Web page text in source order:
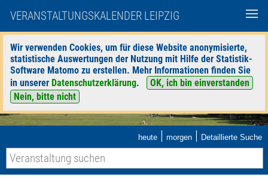
VERANSTALTUNGSKALENDER LEIPZIG
Wir verwenden Cookies, um für diese Website anonymisierte,
statistische Auswertungen der Nutzung mit Hilfe der Statistik-
Software Matomo zu erstellen. Mehr Informationen finden Sie
in unserer Datenschutzerklärung.
OK, ich bin einverstanden
Nein, bitte nicht
heute | morgen | Detaillierte Suche